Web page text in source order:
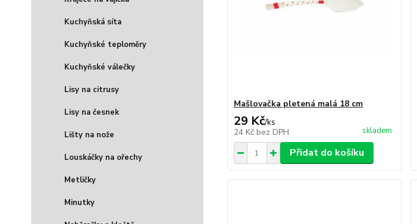
Kuchyňská síta
Kuchyňské teploměry
Kuchyňské válečky
Lisy na citrusy
Lisy na česnek
Lišty na nože
Louskáčky na ořechy
Metličky
Minutky
Mašlovačka pletená malá 18 cm
29 Kč/ks
24 Kč bez DPH skladem
Přidat do košíku